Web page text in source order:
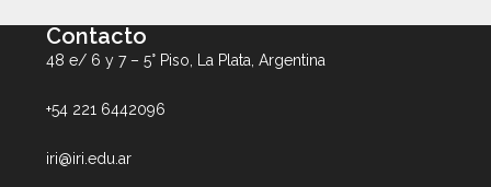
Contacto
48 e/ 6 y 7 – 5° Piso, La Plata, Argentina
+54 221 6442096
iri@iri.edu.ar